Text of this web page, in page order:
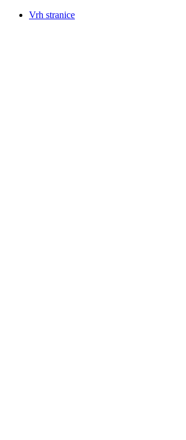
Vrh stranice